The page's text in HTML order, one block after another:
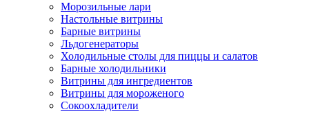
Морозильные лари
Настольные витрины
Барные витрины
Льдогенераторы
Холодильные столы для пиццы и салатов
Барные холодильники
Витрины для ингредиентов
Витрины для мороженого
Сокоохладители